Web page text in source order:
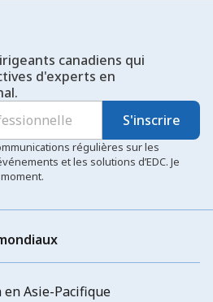
canadiens qui
d'experts en
S'inscrire
régulières sur les
et les solutions d’EDC. Je
en Asie-Pacifique